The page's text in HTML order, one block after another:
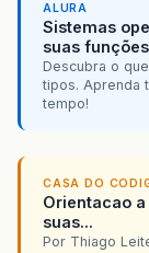
ALURA
Sistemas
suas funções
Descubra o
tipos. Aprenda
tempo!
CASA DO
Orientacao
suas...
Por Thiago